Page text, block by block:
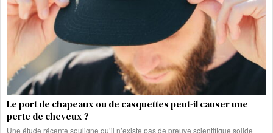
Le port de chapeaux ou de casquettes peut-il causer une
perte de cheveux ?
Une étude récente souligne qu’il n’existe pas de preuve scientifique solide